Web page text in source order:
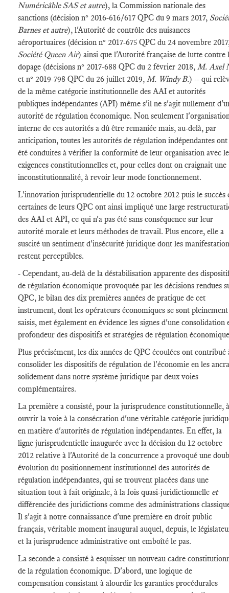
Numéricâble SAS et autre), la Commission nationale des
sanctions (décision n° 2016-616/617 QPC du 9 mars 2017,
Barnes et autre), l'Autorité de contrôle des nuisances
aéroportuaires (décision n° 2017-675 QPC du 24 novembre
Société Queen Air) ainsi que l'Autorité française de lutte contre
dopage (décisions n° 2017-688 QPC du 2 février 2018, M. Axel
et n° 2019-798 QPC du 26 juillet 2019, M. Windy B.) -- qui
de la même catégorie institutionnelle des AAI et autorités
publiques indépendantes (API) même s'il ne s'agit nullement
autorité de régulation économique. Non seulement
interne de ces autorités a dû être remaniée mais, au-delà, par
anticipation, toutes les autorités de régulation indépendantes ont
été conduites à vérifier la conformité de leur organisation avec
exigences constitutionnelles et, pour celles dont on craignait une
inconstitutionnalité, à revoir leur mode fonctionnement.
L'innovation jurisprudentielle du 12 octobre 2012 puis le succès
certaines de leurs QPC ont ainsi impliqué une large
des AAI et API, ce qui n'a pas été sans conséquence sur leur
autorité morale et leurs méthodes de travail. Plus encore, elle a
suscité un sentiment d'insécurité juridique dont les
restent perceptibles.
- Cependant, au-delà de la déstabilisation apparente des
de régulation économique provoquée par les décisions rendues
QPC, le bilan des dix premières années de pratique de cet
instrument, dont les opérateurs économiques se sont pleinement
saisis, met également en évidence les signes d'une consolidation
profondeur des dispositifs et stratégies de régulation
Plus précisément, les dix années de QPC écoulées ont contribué
consolider les dispositifs de régulation de l'économie en les
solidement dans notre système juridique par deux voies
complémentaires.
La première a consisté, pour la jurisprudence constitutionnelle, à
ouvrir la voie à la consécration d'une véritable catégorie
en matière d'autorités de régulation indépendantes. En effet, la
ligne jurisprudentielle inaugurée avec la décision du 12 octobre
2012 relative à l'Autorité de la concurrence a provoqué une
évolution du positionnement institutionnel des autorités de
régulation indépendantes, qui se trouvent placées dans une
situation tout à fait originale, à la fois quasi-juridictionnelle et
différenciée des juridictions comme des administrations
Il s'agit à notre connaissance d'une première en droit public
français, véritable moment inaugural auquel, depuis, le
et la jurisprudence administrative ont emboîté le pas.
La seconde a consisté à esquisser un nouveau cadre
de la régulation économique. D'abord, une logique de
compensation consistant à alourdir les garanties procédurales